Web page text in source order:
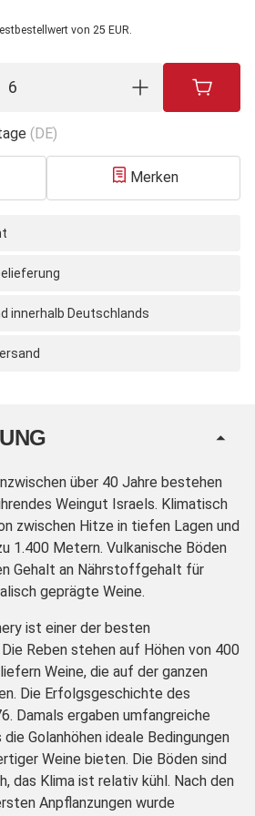
von 25 EUR.
(DE)
Merken
innerhalb Deutschlands
über 40 Jahre bestehen
Weingut Israels. Klimatisch
zwischen Hitze in tiefen Lagen und
1.400 Metern. Vulkanische Böden
Gehalt an Nährstoffgehalt für
geprägte Weine.
ist einer der besten
Reben stehen auf Höhen von 400
Weine, die auf der ganzen
Die Erfolgsgeschichte des
Damals ergaben umfangreiche
Golanhöhen ideale Bedingungen
Weine bieten. Die Böden sind
das Klima ist relativ kühl. Nach den
Anpflanzungen wurde